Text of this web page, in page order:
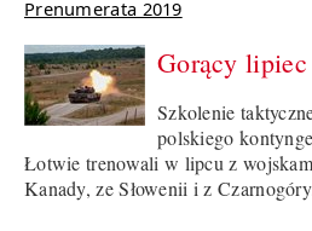
Prenumerata 2019
Gorący
Szkolenie
polskiego
Łotwie trenowali w lipcu z
Kanady, ze Słowenii i z